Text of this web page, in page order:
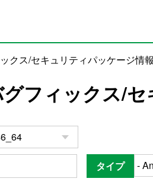
クス/セキュリティパッケージ情報
フィックス/
タイプ